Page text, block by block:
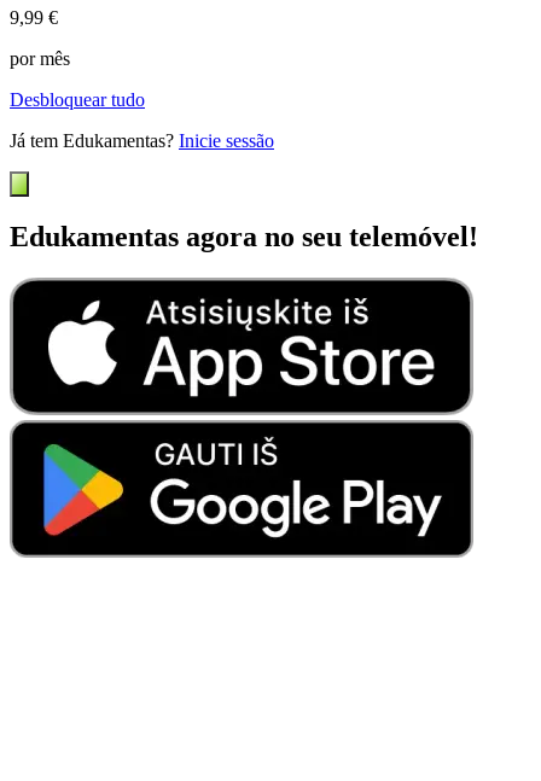
9,99 €
por mês
Desbloquear tudo
Já tem Edukamentas? Inicie sessão
Edukamentas agora no seu telemóvel!